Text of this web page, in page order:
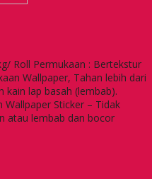
Roll Permukaan : Bertekstur
Wallpaper, Tahan lebih dari
kain lap basah (lembab).
Sticker – Tidak
atau lembab dan bocor